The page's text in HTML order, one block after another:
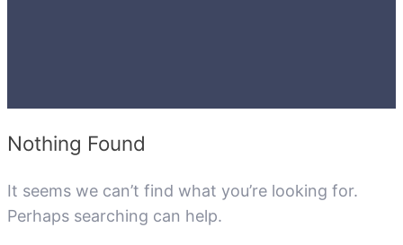
Nothing Found
It seems we can’t find what you’re looking for.
Perhaps searching can help.